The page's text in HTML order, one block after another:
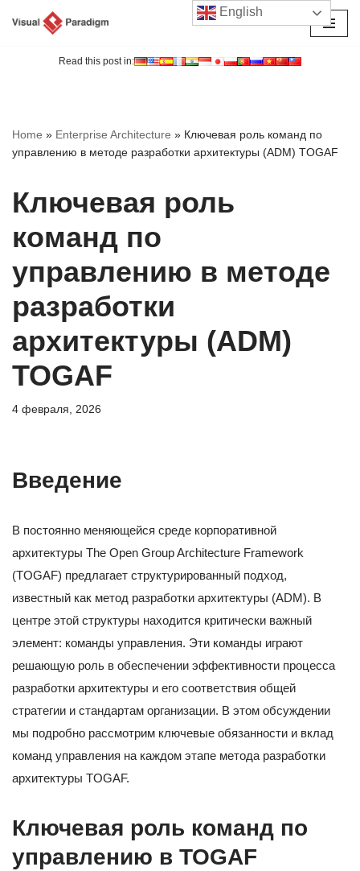
Read this post in:
Home » Enterprise Architecture » Ключевая роль команд по
управлению в методе разработки архитектуры (ADM) TOGAF
Ключевая роль
команд по
управлению в методе
разработки
архитектуры (ADM)
TOGAF
4 февраля, 2026
Введение
В постоянно меняющейся среде корпоративной
архитектуры The Open Group Architecture Framework
(TOGAF) предлагает структурированный подход,
известный как метод разработки архитектуры (ADM). В
центре этой структуры находится критически важный
элемент: команды управления. Эти команды играют
решающую роль в обеспечении эффективности процесса
разработки архитектуры и его соответствия общей
стратегии и стандартам организации. В этом обсуждении
мы подробно рассмотрим ключевые обязанности и вклад
команд управления на каждом этапе метода разработки
архитектуры TOGAF.
Ключевая роль команд по
управлению в TOGAF
English